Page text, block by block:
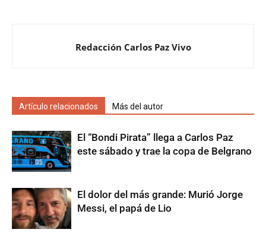
Redacción Carlos Paz Vivo
Artículo relacionados Más del autor
El “Bondi Pirata” llega a Carlos Paz
este sábado y trae la copa de Belgrano
El dolor del más grande: Murió Jorge
Messi, el papá de Lio